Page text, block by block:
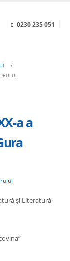
0230 235 051
a a
şi Literatură